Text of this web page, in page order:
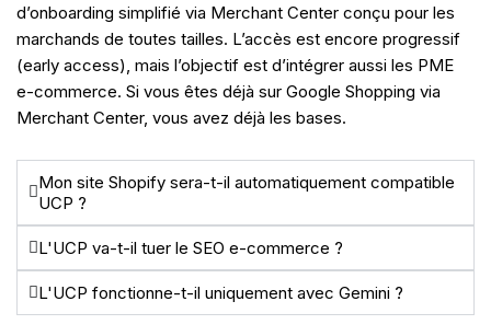
d’onboarding simplifié via Merchant Center conçu pour les
marchands de toutes tailles. L’accès est encore progressif
(early access), mais l’objectif est d’intégrer aussi les PME
e-commerce. Si vous êtes déjà sur Google Shopping via
Merchant Center, vous avez déjà les bases.
Mon site Shopify sera-t-il automatiquement compatible
UCP ?
L'UCP va-t-il tuer le SEO e-commerce ?
L'UCP fonctionne-t-il uniquement avec Gemini ?